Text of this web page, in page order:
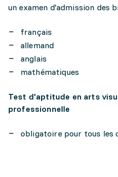
un examen d'admission des
français
allemand
anglais
mathématiques
Test d'aptitude en arts
professionnelle
obligatoire pour tous les